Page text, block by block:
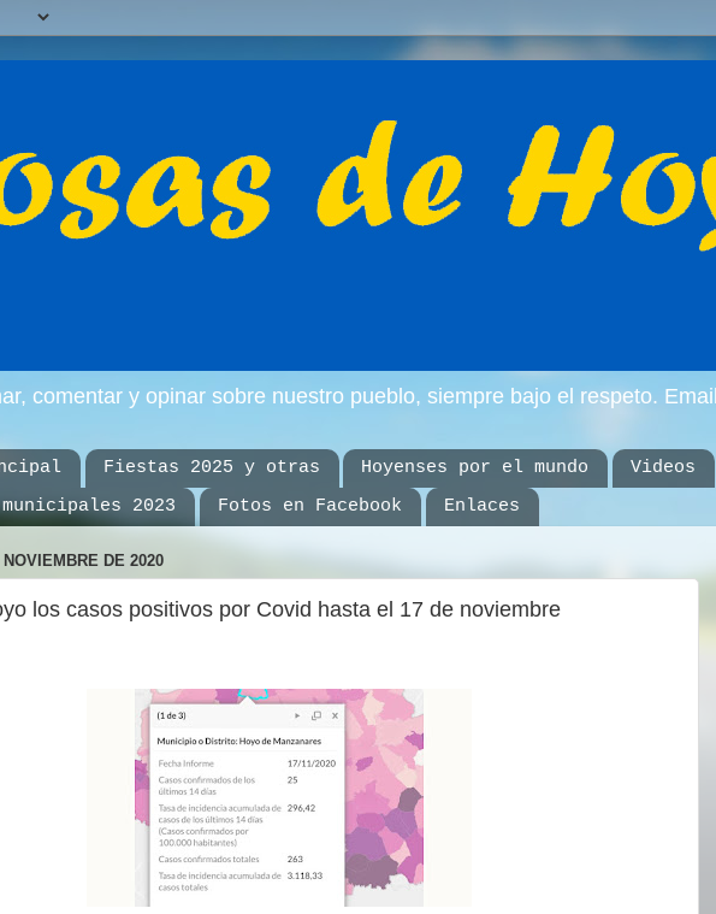
comentar y opinar sobre nuestro pueblo, siempre bajo el respeto.
Fiestas 2025 y otras Hoyenses por el mundo
Videos
2023
Fotos en Facebook Enlaces
DE 2020
los casos positivos por Covid hasta el 17 de noviembre